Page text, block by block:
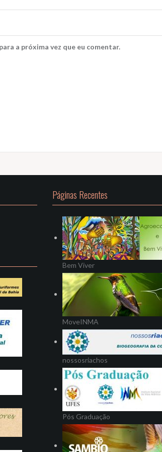
a próxima vez que eu comentar.
Páginas Recentes
Bem Viver
MoveINMA
nossosriachos
Pós Graduação